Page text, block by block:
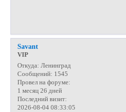
Savant
VIP
Откуда: Ленинград
Сообщений: 1545
Провел на форуме:
1 месяц 26 дней
Последний визит:
2026-08-04 08:33:05